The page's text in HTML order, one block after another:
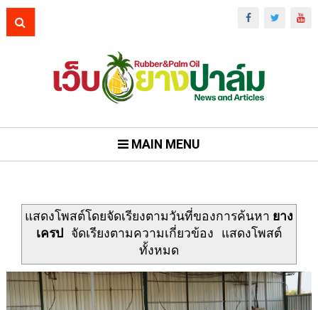
MAIN MENU
แสดงโพสต์โดยจัดเรียงตามวันที่ของการค้นหา ยาง
เครป
จัดเรียงตามความเกี่ยวข้อง
แสดงโพสต์
ทั้งหมด